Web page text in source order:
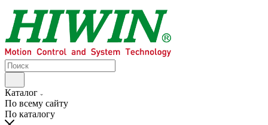
Каталог
По всему сайту
По каталогу